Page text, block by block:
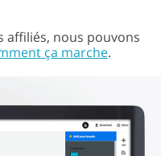
affiliés, nous pouvons
ça marche.